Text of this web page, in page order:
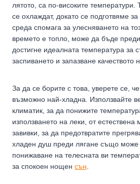
лятото, са по-високите температури.
се охлаждат, докато се подготвяме
среда спомага за улесняването на
времето е топло, може да бъде
достигне идеалната температура за
заспиването и запазване качеството
За да се борите с това, уверете се,
възможно най-хладна. Използвайте
климатик, за да понижите
използването на леки, от
завивки, за да предотвратите
хладен душ преди лягане също може
понижаване на телесната ви
за спокоен нощен сън